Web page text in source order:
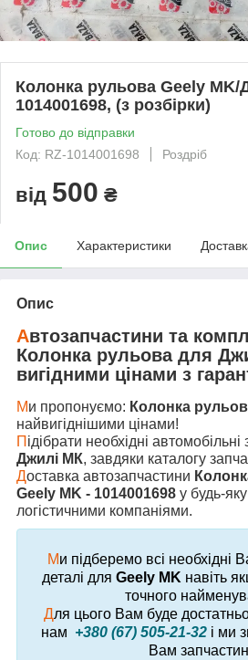
Колонка рульова Geely MK/
1014001698, (з розбірки)
Готово до відправки
Код: RZ-1014001698
Роздріб
від 500 ₴
Опис Характеристики
Опис
Автозапчастини та
Колонка рульовадля
вигідними цінами з
Ми пропонуємо: Колонка
найвигіднішими цінами!
П ідібрати необхідні
Джилі МК, завдяки каталогу
Доставка автозапчастини
Geely MK - 1014001698 у будь-
логістичними компаніями.
Ми підберемо всі необхідні
деталі для Geely MK навіть
точного
Для цього Вам буде
нам +380 (67) 505-21-32 і ми
Вам